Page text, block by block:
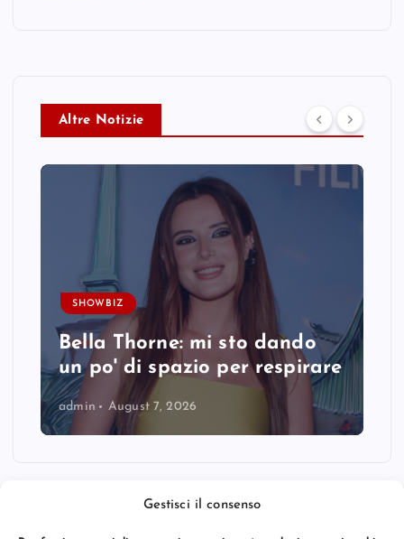
Gestisci il consenso
Altre Notizie
SHOWBIZ
Bella Thorne: mi sto dando
un po' di spazio per respirare
admin August 7, 2026